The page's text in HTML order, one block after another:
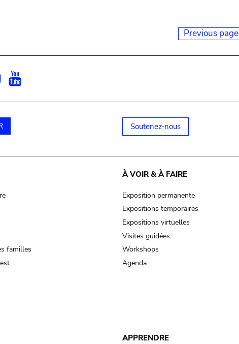
Previous page
Instagram
Soutenez-nous
familles
À VOIR & À FAIRE
Exposition permanente
Expositions temporaires
Expositions virtuelles
Visites guidées
Workshops
Agenda
APPRENDRE